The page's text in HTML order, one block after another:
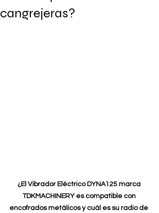
cangrejeras?
¿El Vibrador Eléctrico DYNA125 marca
TDKMACHINERY es compatible con
encofrados metálicos y cuál es su radio de